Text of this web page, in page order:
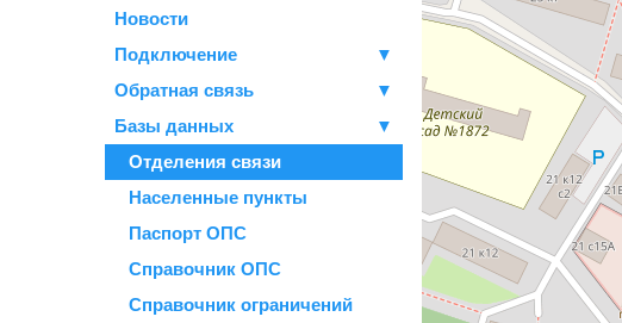
Новости
Подключение
▼
Обратная связь
▼
Базы данных
▼
Отделения связи
Населенные пункты
Паспорт ОПС
Справочник ОПС
Справочник ограничений